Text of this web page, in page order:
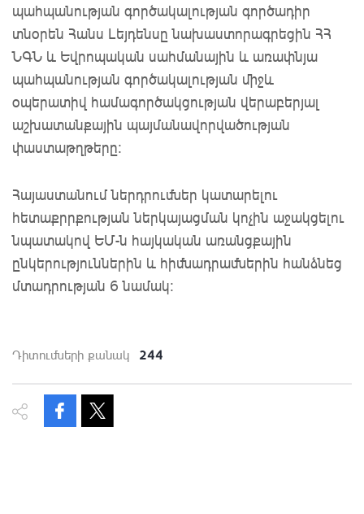
պահպանության գործակալության գործադիր
տնօրեն Հանս Լեյդենսը նախաստորագրեցին ՀՀ
ՆԳՆ և Եվրոպական սահմանային և առափնյա
պահպանության գործակալության միջև
օպերատիվ համագործակցության վերաբերյալ
աշխատանքային պայմանավորվածության
փաստաթղթերը:
Հայաստանում ներդրումներ կատարելու
հետաքրրքության ներկայացման կոչին աջակցելու
նպատակով ԵՄ-ն հայկական առանցքային
ընկերություններին և հիմնադրամներին հանձնեց
մտադրության 6 նամակ:
Դիտումների քանակ 244